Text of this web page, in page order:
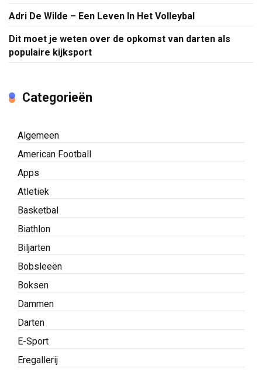
Adri De Wilde – Een Leven In Het Volleybal
Dit moet je weten over de opkomst van darten als
populaire kijksport
Categorieën
Algemeen
American Football
Apps
Atletiek
Basketbal
Biathlon
Biljarten
Bobsleeën
Boksen
Dammen
Darten
E-Sport
Eregallerij